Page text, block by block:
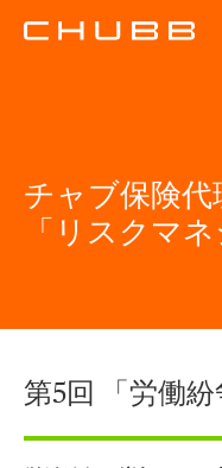
チャブ保険代
「リスクマ
第5回 「労働